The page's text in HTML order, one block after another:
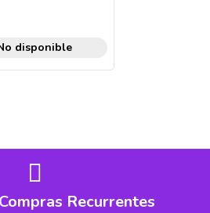
disponible
Recurrentes